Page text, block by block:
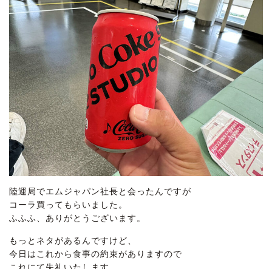
陸運局でエムジャパン社長と会ったんですが
コーラ買ってもらいました。
ふふふ、ありがとうございます。
もっとネタがあるんですけど、
今日はこれから食事の約束がありますので